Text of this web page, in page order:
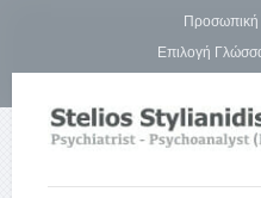
Προσωπική
Επιλογή